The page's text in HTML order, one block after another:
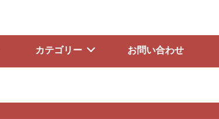
カテゴリー お問い合わせ